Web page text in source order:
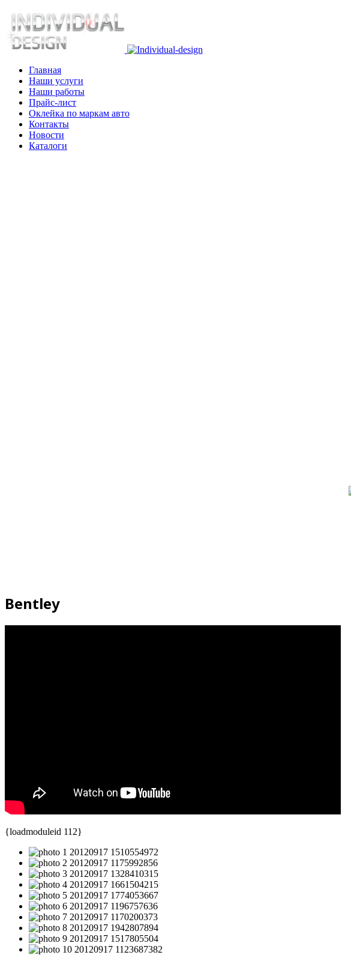
Главная
Наши услуги
Наши работы
Прайс-лист
Оклейка по маркам авто
Контакты
Новости
Каталоги
Bentley
{loadmoduleid 112}